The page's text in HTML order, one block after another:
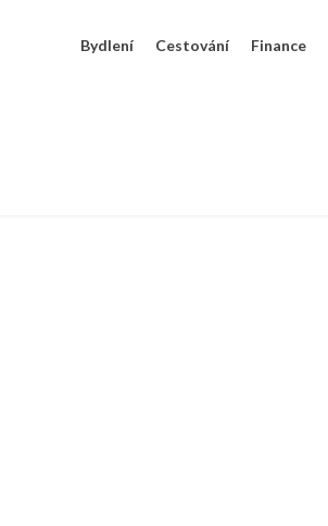
Bydlení Cestování Finance